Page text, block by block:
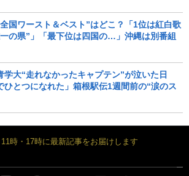
国ワースト＆ベスト”はどこ？「1位は紅白歌
の県”」「最下位は四国の…」沖縄は別番組
学大“走れなかったキャプテン”が泣いた日
ひとつになれた」箱根駅伝1週間前の“涙のス
時・17時に最新記事をお届けします